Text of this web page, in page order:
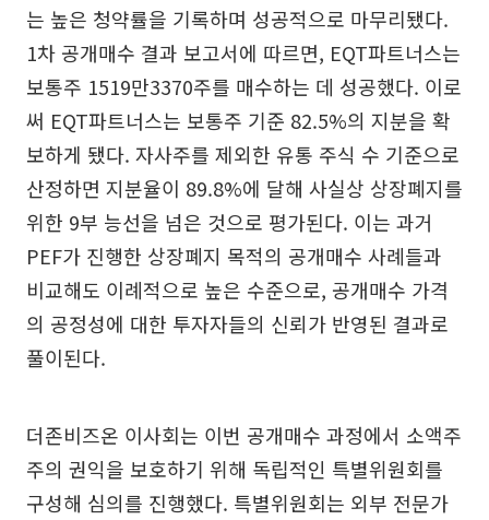
는 높은 청약률을 기록하며 성공적으로 마무리됐다.
1차 공개매수 결과 보고서에 따르면, EQT파트너스는
보통주 1519만3370주를 매수하는 데 성공했다. 이로
써 EQT파트너스는 보통주 기준 82.5%의 지분을 확
보하게 됐다. 자사주를 제외한 유통 주식 수 기준으로
산정하면 지분율이 89.8%에 달해 사실상 상장폐지를
위한 9부 능선을 넘은 것으로 평가된다. 이는 과거
PEF가 진행한 상장폐지 목적의 공개매수 사례들과
비교해도 이례적으로 높은 수준으로, 공개매수 가격
의 공정성에 대한 투자자들의 신뢰가 반영된 결과로
풀이된다.
더존비즈온 이사회는 이번 공개매수 과정에서 소액주
주의 권익을 보호하기 위해 독립적인 특별위원회를
구성해 심의를 진행했다. 특별위원회는 외부 전문가